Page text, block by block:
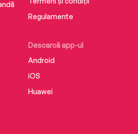
Descarcă app-ul
Android
iOS
Huawei
Regulamente